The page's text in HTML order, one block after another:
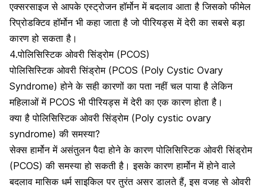
एक्सरसाइज से आपके एस्ट्रोजन हॉर्मोन में बदलाव आता है जिसकोफीमेल
रिप्रोडक्टिव हॉर्मोनभी कहा जाता है जो पीरियड्स में देरी का सबसे बड़ा
कारण हो सकता है।
4.पोलिसिस्‍टिक ओवरी सिंड्रोम (PCOS)
पोलिसिस्‍टिक ओवरी सिंड्रोम (PCOS (Poly Cystic Ovary
Syndrome) होने के सही कारणों का पता नहीं चल पाया है लेकिन
महिलाओं में PCOS भी पीरियड्स में देरी का एक कारण होता है।
क्या है पोलिसिस्‍टिक ओवरी सिंड्रोम (Poly cystic ovary
syndrome) की समस्या?
सेक्स हार्मोनमें असंतुलन पैदा होने के कारण पोलिसिस्‍टिक ओवरी सिंड्रोम
(PCOS) की समस्या हो सकती है। इसके कारण हार्मोन में होने वाले
बदलाव मासिक धर्म साइकिल पर तुरंत असर डालते हैं, इस वजह से ओवरी